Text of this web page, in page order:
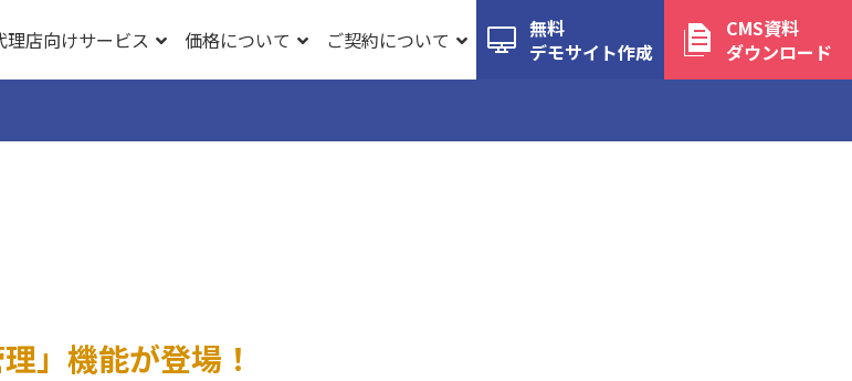
理店向けサービス 価格について ご契約について
無料
デモサイト作成
CMS資料
ダウンロード
」機能が登場！